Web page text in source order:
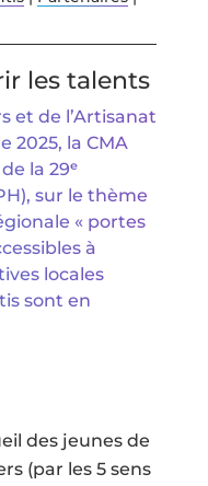
les talents
et de l’Artisanat
2025, la CMA
la 29ᵉ
sur le thème
« portes
à
locales
sont en
des jeunes de
(par les 5 sens